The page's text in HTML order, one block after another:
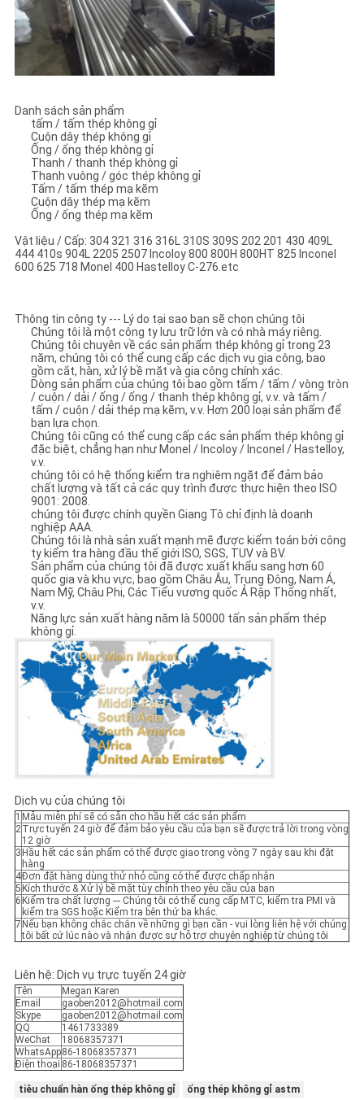
Danh sách sản phẩm
tấm / tấm thép không gỉ
Cuộn dây thép không gỉ
Ống / ống thép không gỉ
Thanh / thanh thép không gỉ
Thanh vuông / góc thép không gỉ
Tấm / tấm thép mạ kẽm
Cuộn dây thép mạ kẽm
Ống / ống thép mạ kẽm
Vật liệu / Cấp: 304 321 316 316L 310S 309S 202 201 430 409L
444 410s 904L 2205 2507 Incoloy 800 800H 800HT 825 Inconel
600 625 718 Monel 400 Hastelloy C-276.etc
Thông tin công ty --- Lý do tại sao bạn sẽ chọn chúng tôi
Chúng tôi là một công ty lưu trữ lớn và có nhà máy riêng.
Chúng tôi chuyên về các sản phẩm thép không gỉ trong 23
năm, chúng tôi có thể cung cấp các dịch vụ gia công, bao
gồm cắt, hàn, xử lý bề mặt và gia công chính xác.
Dòng sản phẩm của chúng tôi bao gồm tấm / tấm / vòng tròn
/ cuộn / dải / ống / ống / thanh thép không gỉ, v.v. và tấm /
tấm / cuộn / dải thép mạ kẽm, v.v. Hơn 200 loại sản phẩm để
bạn lựa chọn.
Chúng tôi cũng có thể cung cấp các sản phẩm thép không gỉ
đặc biệt, chẳng hạn như Monel / Incoloy / Inconel / Hastelloy,
v.v.
chúng tôi có hệ thống kiểm tra nghiêm ngặt để đảm bảo
chất lượng và tất cả các quy trình được thực hiện theo ISO
9001: 2008.
chúng tôi được chính quyền Giang Tô chỉ định là doanh
nghiệp AAA.
Chúng tôi là nhà sản xuất mạnh mẽ được kiểm toán bởi công
ty kiểm tra hàng đầu thế giới ISO, SGS, TUV và BV.
Sản phẩm của chúng tôi đã được xuất khẩu sang hơn 60
quốc gia và khu vực, bao gồm Châu Âu, Trung Đông, Nam Á,
Nam Mỹ, Châu Phi, Các Tiểu vương quốc Ả Rập Thống nhất,
v.v.
Năng lực sản xuất hàng năm là 50000 tấn sản phẩm thép
không gỉ.
Dịch vụ của chúng tôi
1 Mẫu miễn phí sẽ có sẵn cho hầu hết các sản phẩm
2Trực tuyến 24 giờ để đảm bảo yêu cầu của bạn sẽ được trả lời trong vòng
12 giờ
3 Hầu hết các sản phẩm có thể được giao trong vòng 7 ngày sau khi đặt
hàng
4Đơn đặt hàng dùng thử nhỏ cũng có thể được chấp nhận
5 Kích thước & Xử lý bề mặt tùy chỉnh theo yêu cầu của bạn
6 Kiểm tra chất lượng --- Chúng tôi có thể cung cấp MTC, kiểm tra PMI và
kiểm tra SGS hoặc Kiểm tra bên thứ ba khác.
7 Nếu bạn không chắc chắn về những gì bạn cần - vui lòng liên hệ với chúng
tôi bất cứ lúc nào và nhận được sự hỗ trợ chuyên nghiệp từ chúng tôi
Liên hệ: Dịch vụ trực tuyến 24 giờ
Tên
Megan Karen
Email
gaoben2012@hotmail.com
Skype
gaoben2012@hotmail.com
QQ
1461733389
WeChat
18068357371
WhatsApp86-18068357371
Điện thoại 86-18068357371
tiêu chuẩn hàn ống thép không gỉ
ống thép không gỉ astm